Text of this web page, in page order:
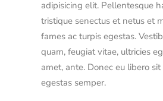
adipisicing elit. Pellentesque
tristique senectus et netus et
fames ac turpis egestas.
quam, feugiat vitae, ultricies
amet, ante. Donec eu libero
egestas semper.